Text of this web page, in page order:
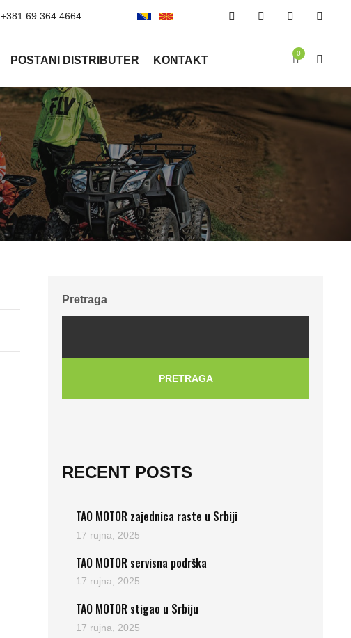
+381 69 364 4664
POSTANI DISTRIBUTER KONTAKT
0
Pretraga
PRETRAGA
RECENT POSTS
TAO MOTOR zajednica raste u Srbiji
17 rujna, 2025
TAO MOTOR servisna podrška
17 rujna, 2025
TAO MOTOR stigao u Srbiju
17 rujna, 2025